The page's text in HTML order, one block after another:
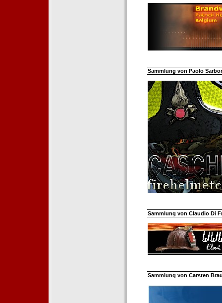
Sammlung von Paolo
Sammlung von Claudio Di
Sammlung von Carsten